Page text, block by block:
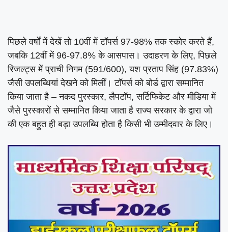
पिछले वर्षों में देखें तो 10वीं में टॉपर्स 97-98% तक स्कोर करते हैं,
जबकि 12वीं में 96-97.8% के आसपास। उदाहरण के लिए, पिछले
रिजल्ट्स में प्राची निगम (591/600), यश प्रताप सिंह (97.83%)
जैसी उपलब्धियां देखने को मिलीं। टॉपर्स को बोर्ड द्वारा सम्मानित
किया जाता है – नकद पुरस्कार, लैपटॉप, सर्टिफिकेट और मीडिया में
जैसे पुरस्कारों से सम्मानित किया जाता है राज्य सरकार के द्वारा जो
की एक बहुत ही बड़ा उपलब्धि होता है किसी भी उम्मीदवार के लिए।